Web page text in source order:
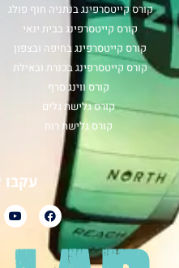
קורס קייטסרפינג בנתניה חוף פולג
קורס קייטסרפינג בבית ינאי
קורס קייטסרפינג בחיפה ובצפון
קורס קייטסרפינג בכנרת ובאילת
קורס ווינג סרף
קורס גלישת גלים
קורס גלישת רוח
עקבו